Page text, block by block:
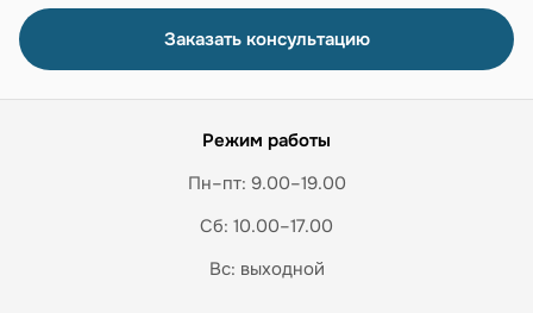
Заказать консультацию
Режим работы
Пн–пт: 9.00–19.00
Сб: 10.00–17.00
Вс: выходной